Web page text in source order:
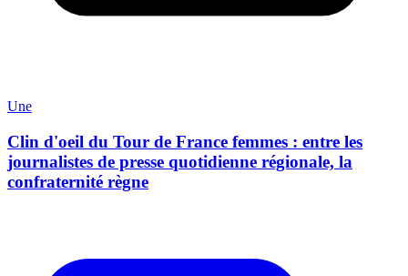
Une
Clin d'oeil du Tour de France femmes : entre les
journalistes de presse quotidienne régionale, la
confraternité règne